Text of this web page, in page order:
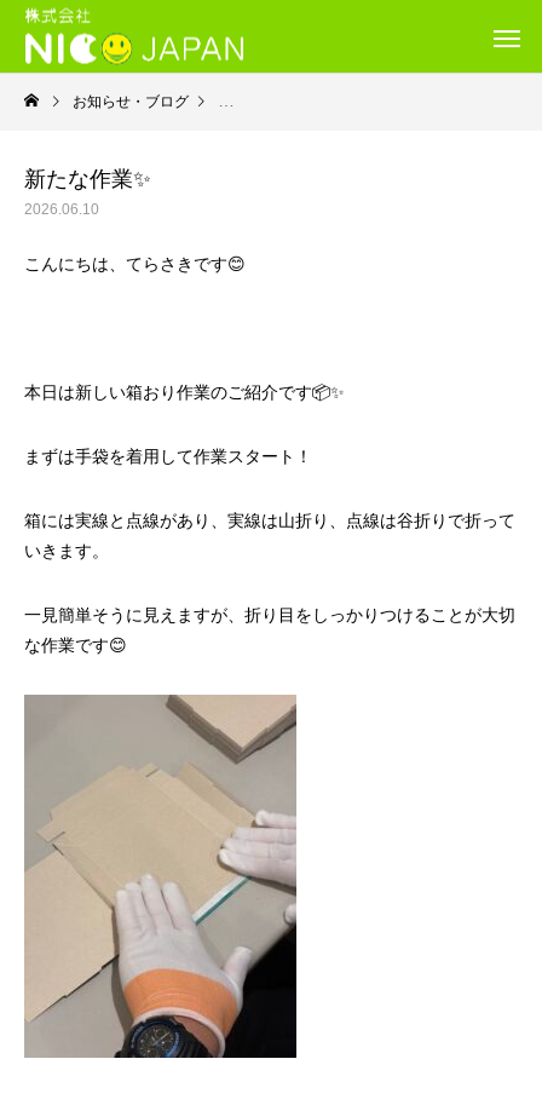
お知らせ・ブログ 就労継続支援Ｂ型・ニコプレイス
新たな作業✨
2026.06.10
こんにちは、てらさきです😊
本日は新しい箱おり作業のご紹介です📦✨
まずは手袋を着用して作業スタート！
箱には実線と点線があり、実線は山折り、点線は谷折りで折って
いきます。
一見簡単そうに見えますが、折り目をしっかりつけることが大切
な作業です😊